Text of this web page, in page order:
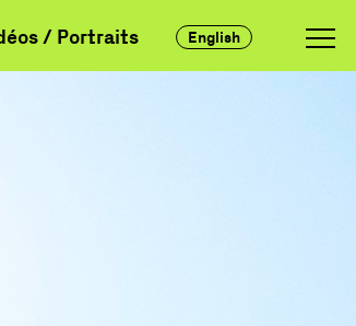
/ Portraits English